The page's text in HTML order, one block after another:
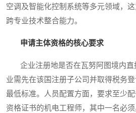
空调及智能化控制系统等多元领域，
跨专业技术整合能力。
申请主体资格的核心要求
企业注册地是否在瓦努阿图境内直
业需先在该国注册子公司并取得税务
最低标准。人员配置方面，要求至少
资格证书的机电工程师，其中一名必